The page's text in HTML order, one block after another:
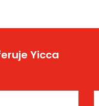
Yicca